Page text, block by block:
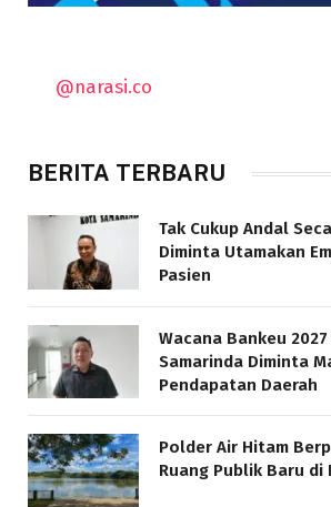
@narasi.co
BERITA TERBARU
Tak Cukup Andal
Diminta Utamakan
Pasien
Wacana Bankeu
Samarinda Diminta
Pendapatan Daerah
Polder Air Hitam
Ruang Publik Baru di